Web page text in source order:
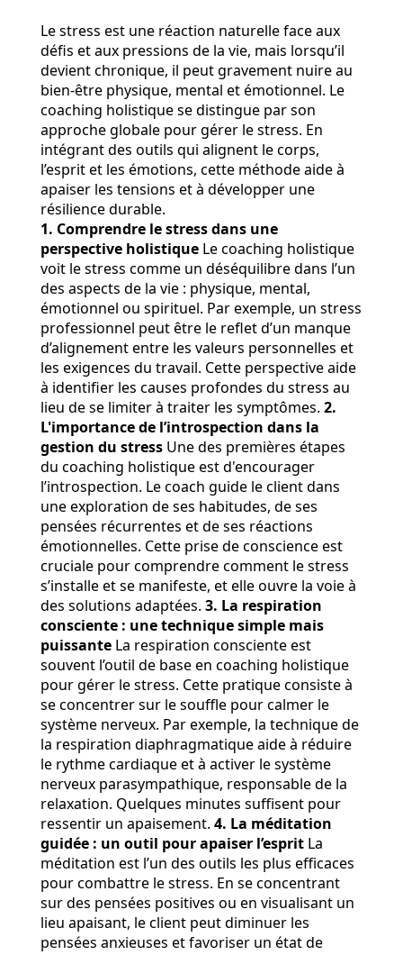
Le stress est une réaction naturelle face aux
défis et aux pressions de la vie, mais lorsqu’il
devient chronique, il peut gravement nuire au
bien-être physique, mental et émotionnel. Le
coaching holistique se distingue par son
approche globale pour gérer le stress. En
intégrant des outils qui alignent le corps,
l’esprit et les émotions, cette méthode aide à
apaiser les tensions et à développer une
résilience durable.
1. Comprendre le stress dans une
perspective holistique Le coaching holistique
voit le stress comme un déséquilibre dans l’un
des aspects de la vie : physique, mental,
émotionnel ou spirituel. Par exemple, un stress
professionnel peut être le reflet d’un manque
d’alignement entre les valeurs personnelles et
les exigences du travail. Cette perspective aide
à identifier les causes profondes du stress au
lieu de se limiter à traiter les symptômes. 2.
L'importance de l’introspection dans la
gestion du stress Une des premières étapes
du coaching holistique est d'encourager
l’introspection. Le coach guide le client dans
une exploration de ses habitudes, de ses
pensées récurrentes et de ses réactions
émotionnelles. Cette prise de conscience est
cruciale pour comprendre comment le stress
s’installe et se manifeste, et elle ouvre la voie à
des solutions adaptées. 3. La respiration
consciente : une technique simple mais
puissante La respiration consciente est
souvent l’outil de base en coaching holistique
pour gérer le stress. Cette pratique consiste à
se concentrer sur le souffle pour calmer le
système nerveux. Par exemple, la technique de
la respiration diaphragmatique aide à réduire
le rythme cardiaque et à activer le système
nerveux parasympathique, responsable de la
relaxation. Quelques minutes suffisent pour
ressentir un apaisement. 4. La méditation
guidée : un outil pour apaiser l’esprit La
méditation est l’un des outils les plus efficaces
pour combattre le stress. En se concentrant
sur des pensées positives ou en visualisant un
lieu apaisant, le client peut diminuer les
pensées anxieuses et favoriser un état de